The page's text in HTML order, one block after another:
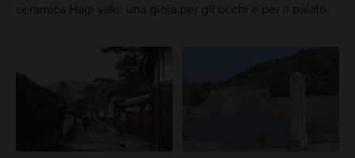
ceramica Hagi yaki: una gioia per gli occhi e per il palato.